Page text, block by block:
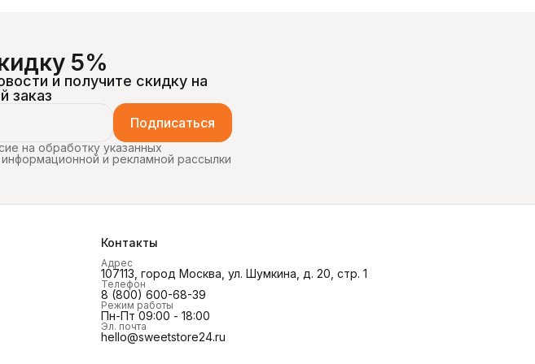
5%
и получите скидку на
заказ
Подписаться
на обработку указанных
и рекламной рассылки
Контакты
Адрес
107113, город Москва, ул. Шумкина, д. 20, стр. 1
Телефон
8 (800) 600-68-39
Режим работы
Пн-Пт 09:00 - 18:00
Эл. почта
hello@sweetstore24.ru